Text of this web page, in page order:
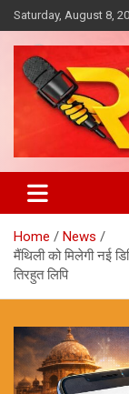
Skip
to
content
Saturday, August 8,
Home
News
मैंथिली को मिलेगी नई
तिरहुत लिपि